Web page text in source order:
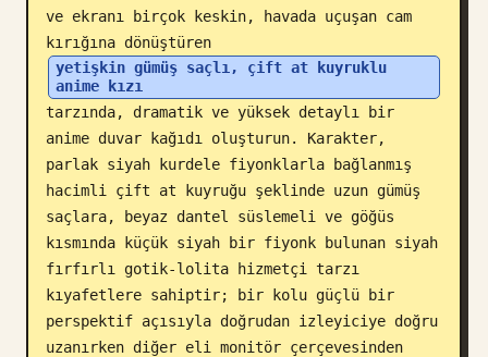
Güncellemeler
ve ekranı birçok keskin, havada uçuşan cam
kırığına dönüştüren
yetişkin gümüş saçlı, çift at kuyruklu
anime kızı
tarzında, dramatik ve yüksek detaylı bir
anime duvar kağıdı oluşturun. Karakter,
parlak siyah kurdele fiyonklarla bağlanmış
hacimli çift at kuyruğu şeklinde uzun gümüş
saçlara, beyaz dantel süslemeli ve göğüs
kısmında küçük siyah bir fiyonk bulunan siyah
fırfırlı gotik-lolita hizmetçi tarzı
kıyafetlere sahiptir; bir kolu güçlü bir
perspektif açısıyla doğrudan izleyiciye doğru
uzanırken diğer eli monitör çerçevesinden